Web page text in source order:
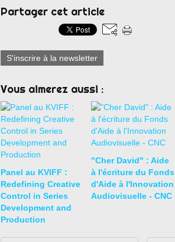
Partager cet article
S'inscrire à la newsletter
Vous aimerez aussi :
Panel au KVIFF :
Redefining Creative
Control in Series
Development and
Production
"Cher David" : Aide
à l'écriture du Fonds
d'Aide à l'Innovation
Audiovisuelle - CNC